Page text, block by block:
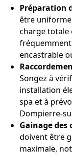
Préparation
être
charge totale
encastrable
Songez à
installation
spa et à
Dompierre-
Gainage des
doivent être
maximale,